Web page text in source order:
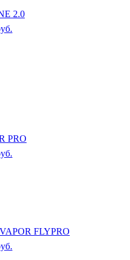
2.0
PRO
FLYPRO